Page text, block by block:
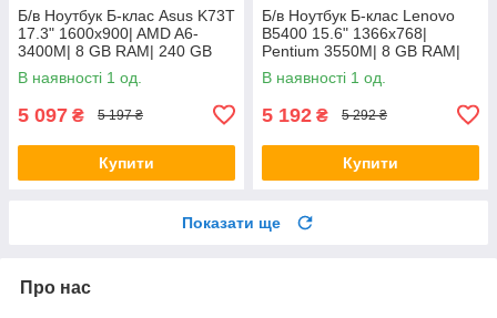
Б/в Ноутбук Б-клас Asus K73T
17.3" 1600x900| AMD A6-
3400M| 8 GB RAM| 240 GB
SSD + 500 GB HDD| Radeon
HD 6520G
В наявності 1 од.
5 097 ₴ 5 197 ₴
Купити
Б/в Ноутбук Б-клас Lenovo
B5400 15.6" 1366x768|
Pentium 3550M| 8 GB RAM|
128 GB SSD| HD
В наявності 1 од.
5 192 ₴ 5 292 ₴
Купити
Показати ще
Про нас